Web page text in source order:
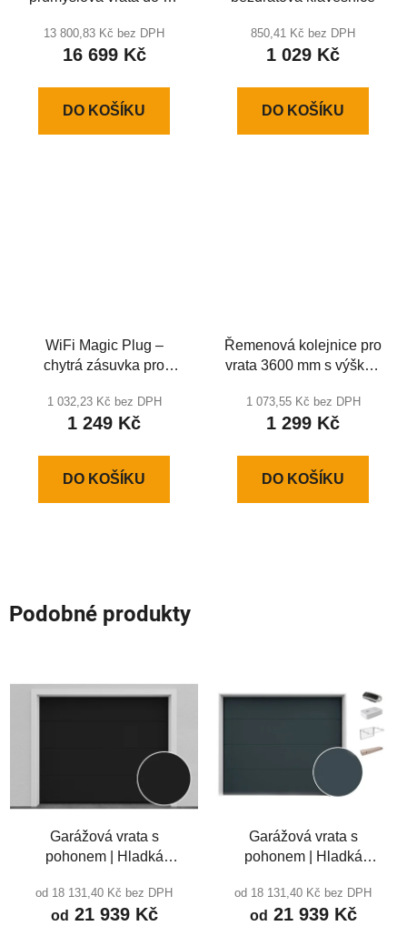
13 800,83 Kč bez DPH
16 699 Kč
DO KOŠÍKU
850,41 Kč bez DPH
1 029 Kč
DO KOŠÍKU
WiFi Magic Plug –
chytrá zásuvka pro
vrat
1 032,23 Kč bez DPH
1 249 Kč
DO KOŠÍKU
Řemenová kolejnice pro
vrata 3600 mm s výškou
1 073,55 Kč bez DPH
1 299 Kč
DO KOŠÍKU
Podobné produkty
Garážová vrata s
pohonem | Hladká
drážky
od 18 131,40 Kč bez DPH
od 21 939 Kč
Garážová vrata s
pohonem | Hladká
drážky
od 18 131,40 Kč bez DPH
od 21 939 Kč